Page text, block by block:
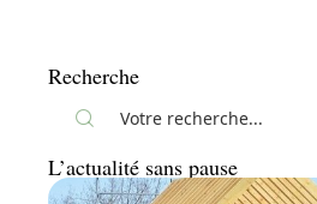
Recherche
L’actualité sans pause